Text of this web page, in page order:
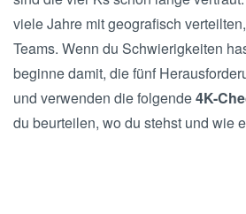
viele Jahre mit geografisch
Teams. Wenn du Schwierigkeiten
beginne damit, die fünf
und verwenden die folgende4K-
du beurteilen, wo du stehst und wie